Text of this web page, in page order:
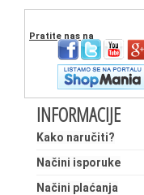
Pratite nas na
INFORMACIJE
Kako naručiti?
Načini isporuke
Načini plaćanja